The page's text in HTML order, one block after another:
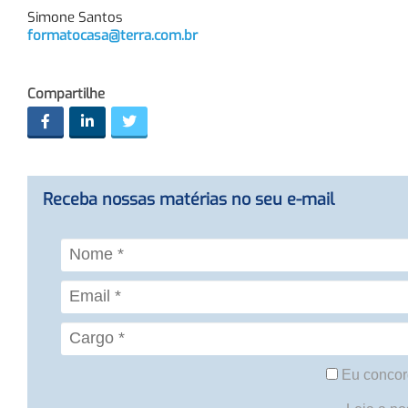
Simone Santos
formatocasa@terra.com.br
Compartilhe
Receba nossas matérias no seu e-mail
Eu